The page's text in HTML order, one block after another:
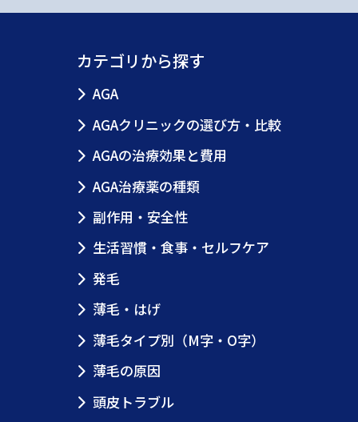
カテゴリから探す
AGA
AGAクリニックの選び方・比較
AGAの治療効果と費用
AGA治療薬の種類
副作用・安全性
生活習慣・食事・セルフケア
発毛
薄毛・はげ
薄毛タイプ別（M字・O字）
薄毛の原因
頭皮トラブル